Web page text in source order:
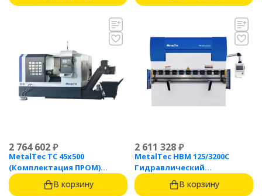
2 764 602₽
MetalTec ТС 45x500
(Комплектация ПРОМ)
токарный станок с ЧПУ с
наклонной станиной
В корзину
2 611 328₽
MetalTec HBM 125/3200C
Гидравлический
листогибочный пресс с
контроллером TP10S
В корзину